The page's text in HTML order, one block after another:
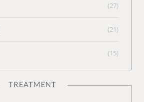
(27)
(21)
(15)
TREATMENT